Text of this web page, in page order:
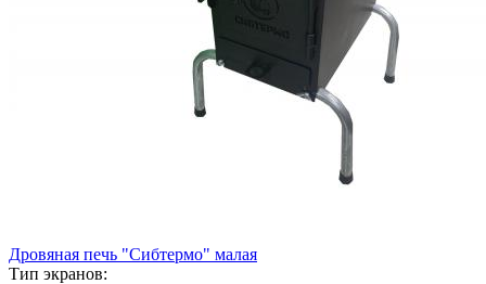
Дровяная печь "Сибтермо" малая
Тип экранов: